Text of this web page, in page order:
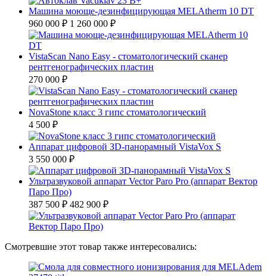
Машина моюще-дезинфицирующая MELAtherm 10 DT
960 000 ₽ 1 260 000 ₽
VistaScan Nano Easy - стоматологический сканер
рентгенографических пластин
270 000 ₽
NovaStone класс 3 гипс стоматологический
4 500 ₽
Аппарат цифровой ЗD-панорамный VistaVox S
3 550 000 ₽
Ультразвуковой аппарат Vector Paro Pro (аппарат Вектор
Паро Про)
387 500 ₽ 482 900 ₽
Смотревшие этот товар также интересовались: